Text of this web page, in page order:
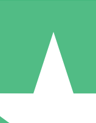
10 Descargas
20 00